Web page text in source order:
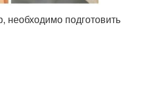
подготовить